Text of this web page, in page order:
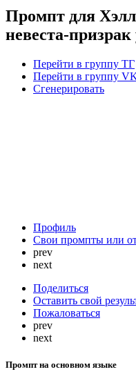
Промпт для
невеста-призрак
Перейти в группу ТГ
Перейти в группу
Сгенерировать
Профиль
Свои промпты или
prev
next
Поделиться
Оставить свой
Пожаловаться
prev
next
Промпт на основном языке